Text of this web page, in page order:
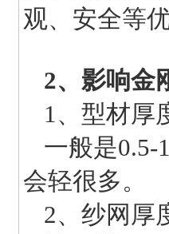
观、安全等
2、影响金
1、型材厚
一般是0.5-
会轻很多。
2、纱网厚